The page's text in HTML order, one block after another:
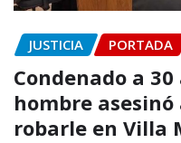
JUSTICIA PORTADA
Condenado a
hombre
robarle en Villa